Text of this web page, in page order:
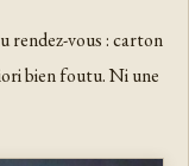
rendez-vous : carton
bien foutu. Ni une